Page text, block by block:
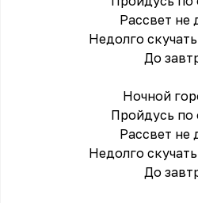
Рассвет не
Недолго
До
Ночной
Пройдусь по
Рассвет не
Недолго
До